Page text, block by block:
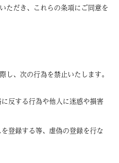
ただき、これらの条項にご同意を
し、次の行為を禁止いたします。
反する行為や他人に迷惑や損害
登録する等、虚偽の登録を行な